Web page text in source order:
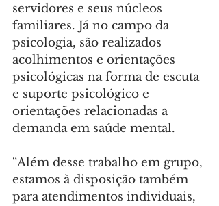
servidores e seus núcleos
familiares. Já no campo da
psicologia, são realizados
acolhimentos e orientações
psicológicas na forma de escuta
e suporte psicológico e
orientações relacionadas a
demanda em saúde mental.
“Além desse trabalho em grupo,
estamos à disposição também
para atendimentos individuais,